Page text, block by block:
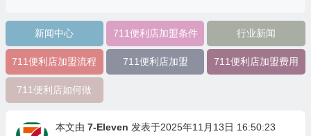
新闻中心 711便利店加盟条件 行业新闻
711便利店加盟流程 711便利店加盟 711便利店加盟费用
711便利店如何做
本文由 7-Eleven 发表于2025年11月13日 16:50:23